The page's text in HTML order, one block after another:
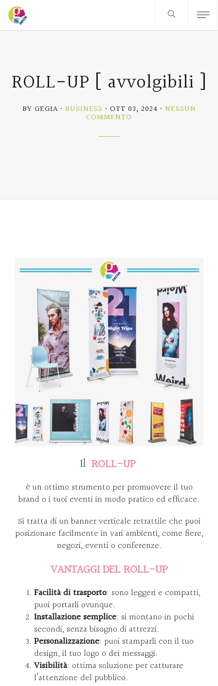
ROLL-UP [ avvolgibili ]
BY GEGIA BUSINESS OTT 03, 2024 NESSUN
COMMENTO
Il ROLL-UP
è un ottimo strumento per promuovere il tuo
brand o i tuoi eventi in modo pratico ed efficace.
Si tratta di un banner verticale retrattile che puoi
posizionare facilmente in vari ambienti, come fiere,
negozi, eventi o conferenze.
VANTAGGI DEL ROLL-UP
Facilità di trasporto: sono leggeri e compatti,
puoi portarli ovunque.
Installazione semplice: si montano in pochi
secondi, senza bisogno di attrezzi.
Personalizzazione: puoi stamparli con il tuo
design, il tuo logo o dei messaggi.
Visibilità: ottima soluzione per catturare
l’attenzione del pubblico.